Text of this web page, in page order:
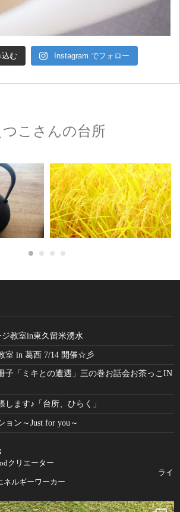
む Instagram でフォロー
つこさんの台所
教室in東久留米湧水
室 in 葛西 7/14 開催☆彡
子「ミキとの遭遇」三の巻お話会お茶っこIN
します♪「台所、ひらく」
ン～Just for you～
クリエーター
イ
ネルギーワーカー